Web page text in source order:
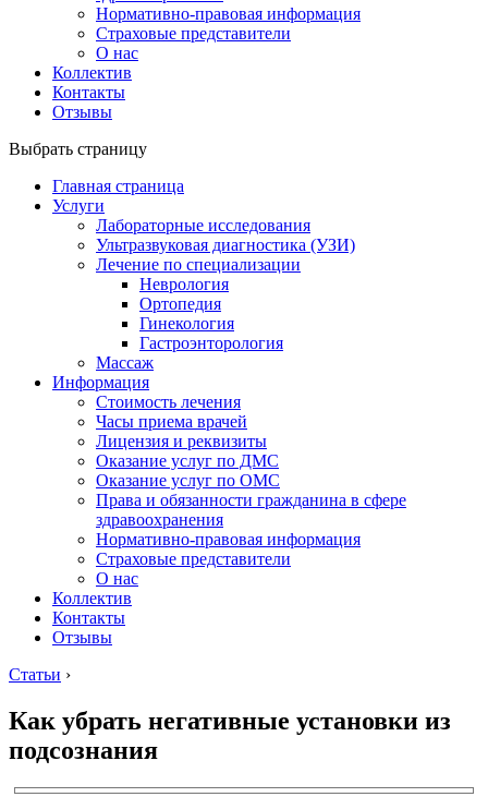
Нормативно-правовая информация
Страховые представители
О нас
Коллектив
Контакты
Отзывы
Выбрать страницу
Главная страница
Услуги
Лабораторные исследования
Ультразвуковая диагностика (УЗИ)
Лечение по специализации
Неврология
Ортопедия
Гинекология
Гастроэнторология
Массаж
Информация
Стоимость лечения
Часы приема врачей
Лицензия и реквизиты
Оказание услуг по ДМС
Оказание услуг по ОМС
Права и обязанности гражданина в сфере
здравоохранения
Нормативно-правовая информация
Страховые представители
О нас
Коллектив
Контакты
Отзывы
Статьи ›
Как убрать негативные установки из
подсознания